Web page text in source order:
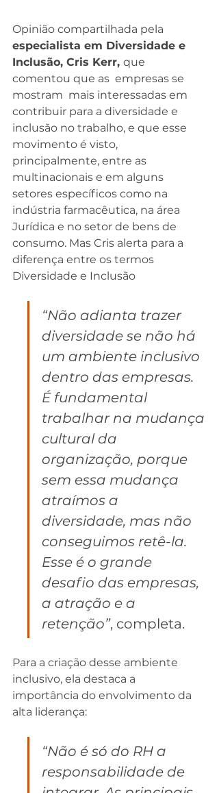
Opinião compartilhada pela
especialista em Diversidade e
Inclusão, Cris Kerr, que
comentou que as  empresas se
mostram  mais interessadas em
contribuir para a diversidade e
inclusão no trabalho, e que esse
movimento é visto,
principalmente, entre as
multinacionais e em alguns
setores específicos como na
indústria farmacêutica, na área
Jurídica e no setor de bens de
consumo. Mas Cris alerta para a
diferença entre os termos
Diversidade e Inclusão
“Não adianta trazer
diversidade se não há
um ambiente inclusivo
dentro das empresas.
É fundamental
trabalhar na mudança
cultural da
organização, porque
sem essa mudança
atraímos a
diversidade, mas não
conseguimos retê-la.
Esse é o grande
desafio das empresas,
a atração e a
retenção”, completa.
Para a criação desse ambiente
inclusivo, ela destaca a
importância do envolvimento da
alta liderança:
“Não é só do RH a
responsabilidade de